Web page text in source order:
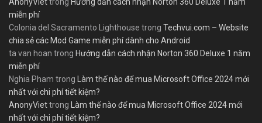
miễn phí
Colonia del Sacramento Lighthouse trong Techvui.com – Website
chia sẻ các Mod Game miễn phí dành cho Android
ta van hoan trong Hướng dẫn cách nhận Norton 360 Deluxe 1 năm
miễn phí
Nghia Pham trong Làm thế nào để mua Microsoft Office 2024 mới
nhất với chi phí tiết kiệm?
AnonyViettrong Làm thế nào để mua Microsoft Office 2024 mới
nhất với chi phí tiết kiệm?